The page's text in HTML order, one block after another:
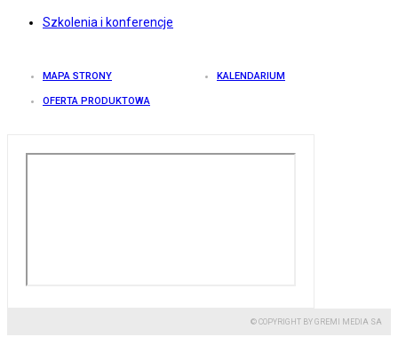
Szkolenia i konferencje
MAPA STRONY KALENDARIUM
OFERTA PRODUKTOWA
© COPYRIGHT BY GREMI MEDIA SA